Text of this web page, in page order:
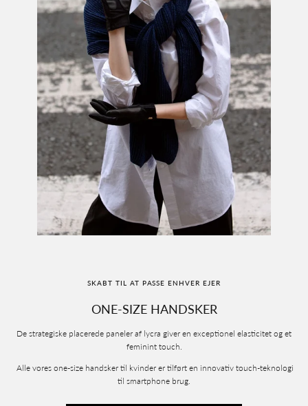
SKABT TIL AT PASSE ENHVER EJER
ONE-SIZE HANDSKER
De strategiske placerede paneler af lycra giver en exceptionel elasticitet og et
feminint touch.
Alle vores one-size handsker til kvinder er tilført en innovativ touch-teknologi
til smartphone brug.